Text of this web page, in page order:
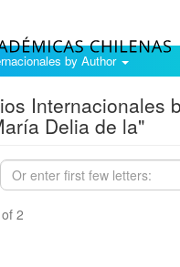
by Author
Internacionales
Delia de la"
2